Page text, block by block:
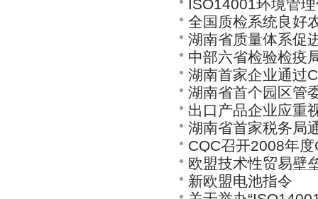
OHSAS18001环
ISO14001环境管
班今日开班
全国质检系统良好
湖南省质量体系促
位技能培训
中部六省检验检疫
湖南首家企业通过
湖南省首个园区管
出口产品企业应重
湖南省首家税务局
CQC召开2008年
欧盟技术性贸易壁
新欧盟电池指令